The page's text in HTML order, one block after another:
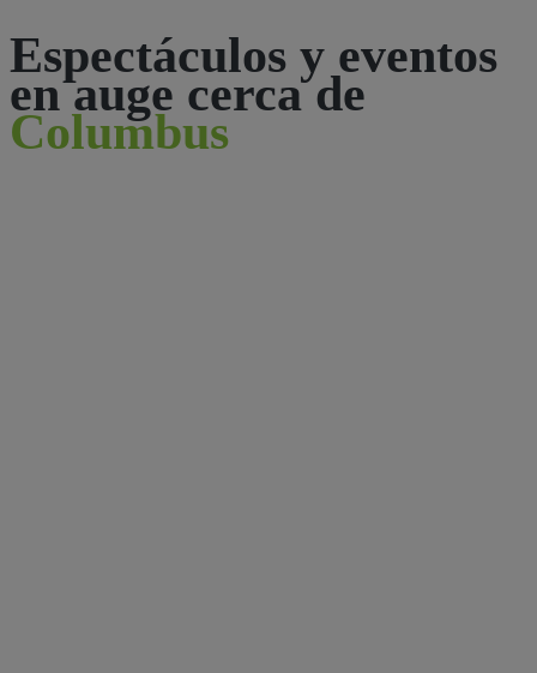
Espectáculos y eventos
en auge cerca de
Columbus